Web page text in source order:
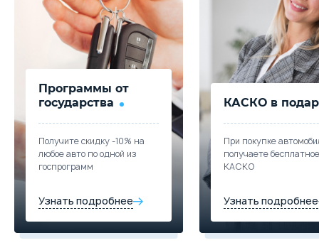
Программы от
государства
Получите скидку -10% на
любое авто по одной из
госпрограмм
Узнать подробнее
КАСКО в
При покупке
получаете бесплатное
КАСКО
Узнать подробнее